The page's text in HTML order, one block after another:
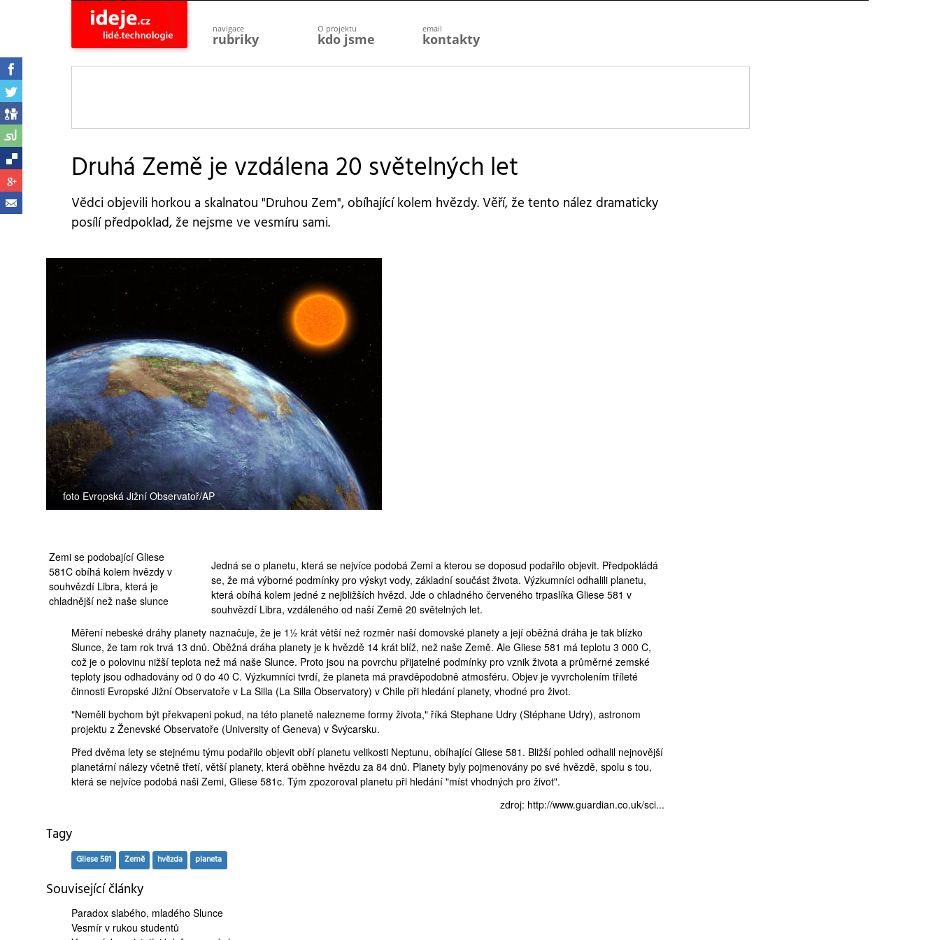
navigace
rubriky
objevy
vynálezy
planeta
O projektu
kdo jsme
email
kontakty
Druhá Země je vzdálena 20 světelných let
Vědci objevili horkou a skalnatou "Druhou Zem", obíhající kolem hvězdy. Věří, že tento nález dramaticky
posílí předpoklad, že nejsme ve vesmíru sami.
foto Evropská Jižní Observatoř/AP
Zemi se podobající Gliese
581C obíhá kolem hvězdy v
souhvězdí Libra, která je
chladnější než naše slunce
Jedná se o planetu, která se nejvíce podobá Zemi a kterou se doposud podařilo objevit. Předpokládá
se, že má výborné podmínky pro výskyt vody, základní součást života. Výzkumníci odhalili planetu,
která obíhá kolem jedné z nejbližších hvězd. Jde o chladného červeného trpaslíka Gliese 581 v
souhvězdí Libra, vzdáleného od naší Země 20 světelných let.
Měření nebeské dráhy planety naznačuje, že je 1½ krát větší než rozměr naší domovské planety a její oběžná dráha je tak blízko
Slunce, že tam rok trvá 13 dnů. Oběžná dráha planety je k hvězdě 14 krát blíž, než naše Země. Ale Gliese 581 má teplotu 3 000 C,
což je o polovinu nižší teplota než má naše Slunce. Proto jsou na povrchu přijatelné podmínky pro vznik života a průměrné zemské
teploty jsou odhadovány od 0 do 40 C. Výzkumníci tvrdí, že planeta má pravděpodobně atmosféru. Objev je vyvrcholením tříleté
činnosti Evropské Jižní Observatoře v La Silla (La Silla Observatory) v Chile při hledání planety, vhodné pro život.
"Neměli bychom být překvapeni pokud, na této planetě nalezneme formy života," říká Stephane Udry (Stéphane Udry), astronom
projektu z Ženevské Observatoře (University of Geneva) v Švýcarsku.
Před dvěma lety se stejnému týmu podařilo objevit obří planetu velikosti Neptunu, obíhající Gliese 581. Bližší pohled odhalil nejnovější
planetární nálezy včetně třetí, větší planety, která oběhne hvězdu za 84 dnů. Planety byly pojmenovány po své hvězdě, spolu s tou,
která se nejvíce podobá naši Zemi, Gliese 581c. Tým zpozoroval planetu při hledání "míst vhodných pro život".
zdroj: http://www.guardian.co.uk/sci...
Tagy
Gliese 581 Země hvězda planeta
Související články
Paradox slabého, mladého Slunce
Vesmír v rukou studentů